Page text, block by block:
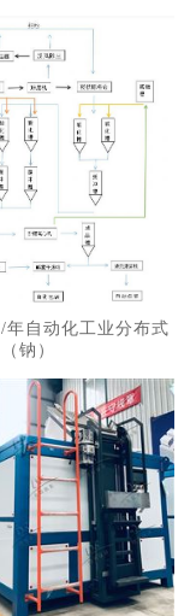
年自动化工业分布式
钠）